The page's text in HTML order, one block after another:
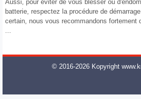
Aussi, pour éviter de vous blesser ou
batterie, respectez la procédure de
certain, nous vous recommandons fortement
...
© 2016-2026 Kopyright